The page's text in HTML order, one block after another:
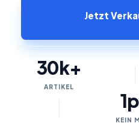
Jetzt
30k+
ARTIKEL
KEIN